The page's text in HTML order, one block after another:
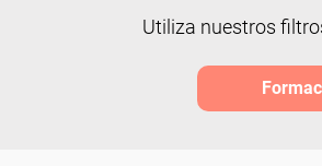
Utiliza nuestros